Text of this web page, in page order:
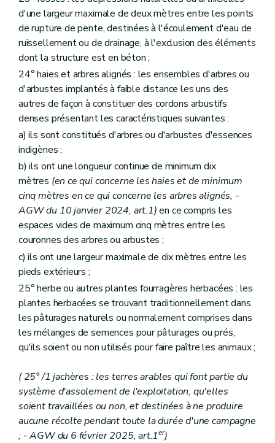
d'une largeur maximale de deux mètres entre les points
de rupture de pente, destinées à l'écoulement d'eau de
ruissellement ou de drainage, à l'exclusion des éléments
dont la structure est en béton ;
24° haies et arbres alignés : les ensembles d'arbres ou
d'arbustes implantés à faible distance les uns des
autres de façon à constituer des cordons arbustifs
denses présentant les caractéristiques suivantes :
a) ils sont constitués d'arbres ou d'arbustes d'essences
indigènes ;
b) ils ont une longueur continue de minimum dix
mètres (en ce qui concerne les haies et de minimum
cinq mètres en ce qui concerne les arbres alignés, -
AGW du 10 janvier 2024, art.1)en ce compris les
espaces vides de maximum cinq mètres entre les
couronnes des arbres ou arbustes ;
c) ils ont une largeur maximale de dix mètres entre les
pieds extérieurs ;
25° herbe ou autres plantes fourragères herbacées : les
plantes herbacées se trouvant traditionnellement dans
les pâturages naturels ou normalement comprises dans
les mélanges de semences pour pâturages ou prés,
qu'ils soient ou non utilisés pour faire paître les animaux ;
( 25° /1 jachères : les terres arables qui font partie du
système d'assolement de l'exploitation, qu'elles
soient travaillées ou non, et destinées à ne produire
aucune récolte pendant toute la durée d'une campagne
; - AGW du 6 février 2025, art.1er)